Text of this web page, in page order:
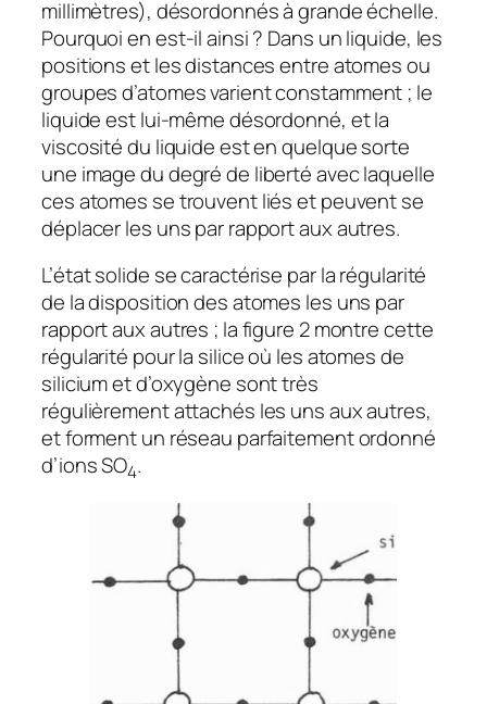
millimètres), désordonnés à grande échelle.
Pourquoi en est-il ainsi ? Dans un liquide, les
positions et les distances entre atomes ou
groupes d’atomes varient constamment ; le
liquide est lui-même désordonné, et la
viscosité du liquide est en quelque sorte
une image du degré de liberté avec laquelle
ces atomes se trouvent liés et peuvent se
déplacer les uns par rapport aux autres.
L’état solide se caractérise par la régularité
de la disposition des atomes les uns par
rapport aux autres ; la figure 2 montre cette
régularité pour la silice où les atomes de
silicium et d’oxygène sont très
régulièrement attachés les uns aux autres,
et forment un réseau parfaitement ordonné
d’ions SO4.